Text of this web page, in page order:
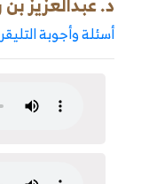
أسئلة وأجوبة